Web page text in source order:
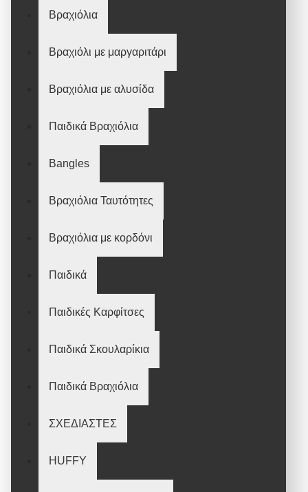
Βραχιόλια
Βραχιόλι με μαργαριτάρι
Βραχιόλια με αλυσίδα
Παιδικά Βραχιόλια
Bangles
Βραχιόλια Ταυτότητες
Βραχιόλια με κορδόνι
Παιδικά
Παιδικές Καρφίτσες
Παιδικά Σκουλαρίκια
Παιδικά Βραχιόλια
ΣΧΕΔΙΑΣΤΕΣ
HUFFY